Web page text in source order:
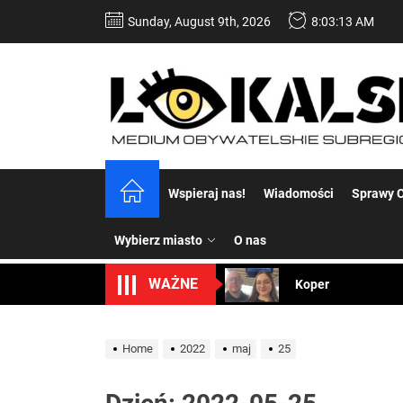
Sunday, August 9th, 2026 8:03:13 AM
Wspieraj nas! Wiadomości Sprawy
Wybierz miasto O nas
WAŻNE
Dość
Dość
Home 2022 maj 25